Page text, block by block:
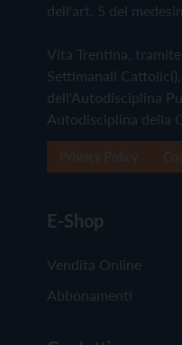
dell'art. 5 del
Vita Trentina,
Settimanali
dell'Autodisciplina
Autodisciplina della
E-Shop
Vendita Online
Abbonamenti